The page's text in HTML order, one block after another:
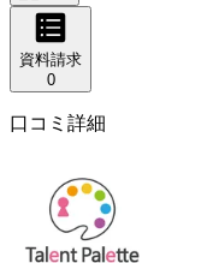
資料請求
0
口コミ詳細